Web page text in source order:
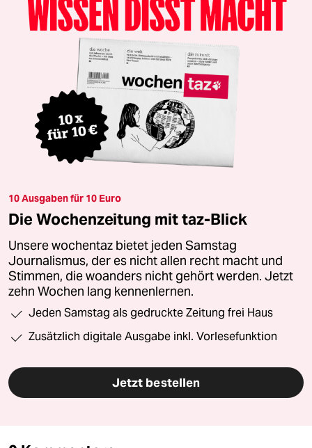
10 Ausgaben für 10 Euro
Die Wochenzeitung mit taz-Blick
Unsere wochentaz bietet jeden Samstag
Journalismus, der es nicht allen recht macht und
Stimmen, die woanders nicht gehört werden. Jetzt
zehn Wochen lang kennenlernen.
Jeden Samstag als gedruckte Zeitung frei Haus
Zusätzlich digitale Ausgabe inkl. Vorlesefunktion
Jetzt bestellen